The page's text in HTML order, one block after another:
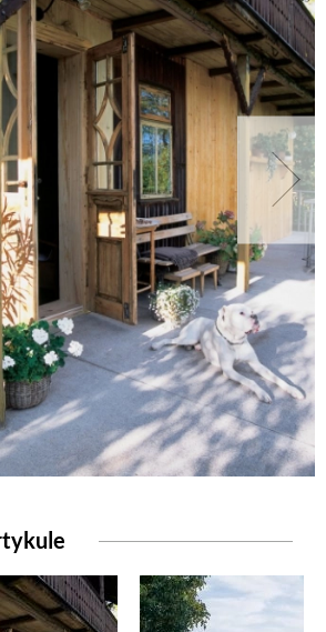
PORADY
W DOMU
OGRODU
NATURALNIE
URODA
APTECZKA
DLA DOMU
EKO ŻYCIE
PRZYRODA